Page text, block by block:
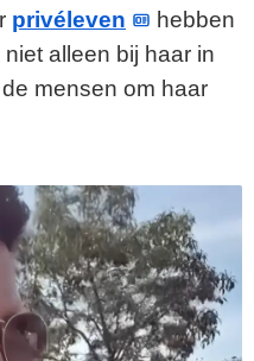
privéleven
hebben
alleen bij haar in
mensen om haar